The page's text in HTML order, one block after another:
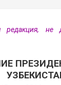
редакция,